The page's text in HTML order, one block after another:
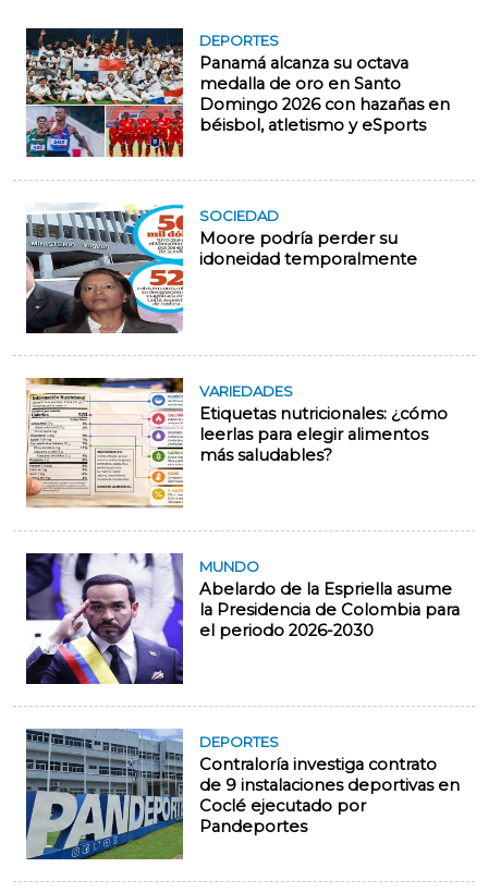
DEPORTES
Panamá alcanza su octava
medalla de oro en Santo
Domingo 2026 con hazañas en
béisbol, atletismo y eSports
SOCIEDAD
Moore podría perder su
idoneidad temporalmente
VARIEDADES
Etiquetas nutricionales: ¿cómo
leerlas para elegir alimentos
más saludables?
MUNDO
Abelardo de la Espriella asume
la Presidencia de Colombia para
el periodo 2026-2030
DEPORTES
Contraloría investiga contrato
de 9 instalaciones deportivas en
Coclé ejecutado por
Pandeportes